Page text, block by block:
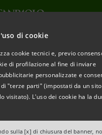
di cookie
cookie tecnici e, previo
di profilazione al fine di inviare
personalizzate e
"terze parti" (impostati da un
visitato). L'uso dei cookie ha la
sulla [x] di chiusura del banner,
SGR
di V-Nova